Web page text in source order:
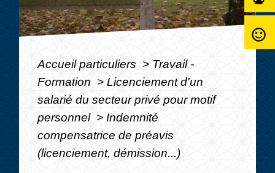
Accueil particuliers > Travail -
Formation > Licenciement d'un
salarié du secteur privé pour motif
personnel > Indemnité
compensatrice de préavis
(licenciement, démission...)
sentiment_satisfied_alt